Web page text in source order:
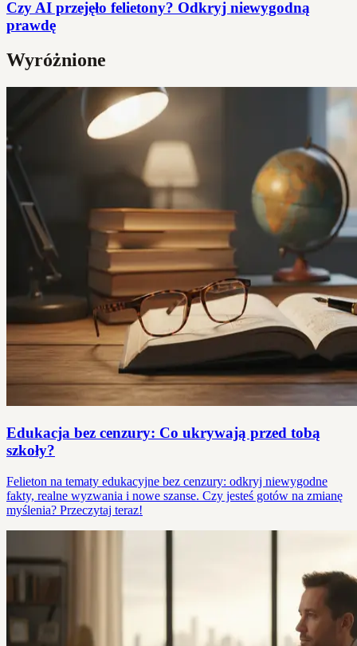
Czy AI przejęło felietony? Odkryj niewygodną
prawdę
Wyróżnione
Edukacja bez cenzury: Co ukrywają przed tobą
szkoły?
Felieton na tematy edukacyjne bez cenzury: odkryj niewygodne
fakty, realne wyzwania i nowe szanse. Czy jesteś gotów na zmianę
myślenia? Przeczytaj teraz!